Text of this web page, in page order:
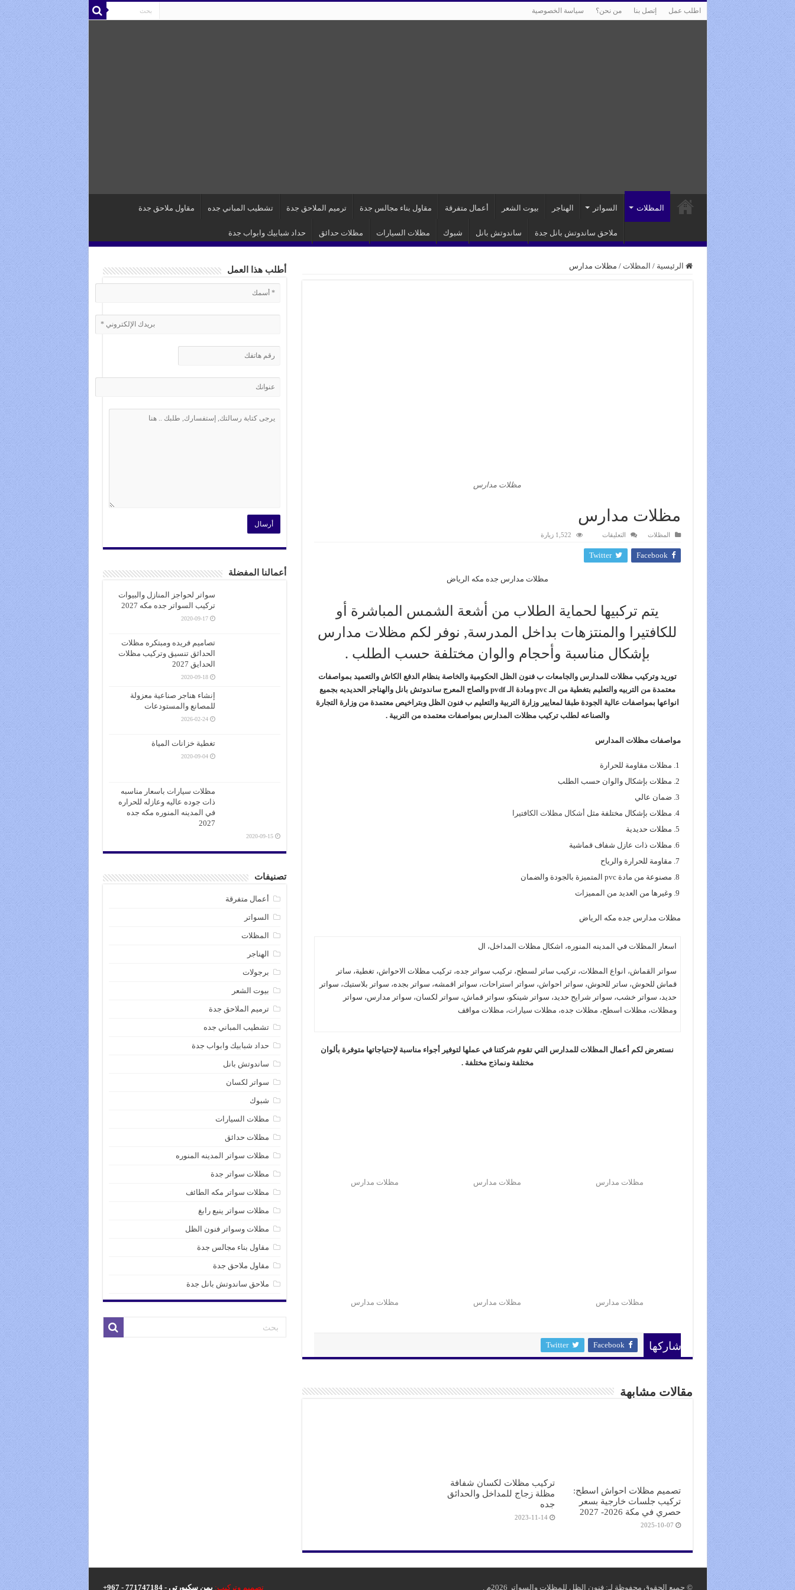
اطلب عمل إتصل بنا من نحن؟ سياسة الخصوصية
المظلات السواتر الهناجر بيوت الشعر أعمال متفرقة مقاول بناء مجالس جدة ترميم الملاحق جدة تشطيب المباني جده مقاول ملاحق جدة
ملاحق ساندوتش بانل جدة ساندوتش بانل شبوك مظلات السيارات مظلات حدائق حداد شبابيك وابواب جدة
الرئيسية / المظلات / مظلات مدارس
مظلات مدارس
مظلات مدارس
المظلات التعليقات
مدارس
مغلقة
1,522 زيارة
Facebook
Twitter
مظلات مدارس جده مكه الرياض
يتم تركبيها لحماية الطلاب من أشعة الشمس المباشرة أو
للكافتيرا والمنتزهات بداخل المدرسة, نوفر لكم مظلات مدارس
بإشكال مناسبة وأحجام والوان مختلفة حسب الطلب .
توريد وتركيب مظلات للمدارس والجامعات ب فنون الظل الحكومية والخاصة بنظام الدفع الكاش والتعميد بمواصفات
معتمدة من التربيه والتعليم بتغطية من الـ pvc ومادة الـ pvdf والصاج المعرج ساندوتش بانل والهناجر الحديديه بجميع
انواعها بمواصفات عالية الجودة طبقا لمعايير وزارة التربية والتعليم ب فنون الظل وبتراخيص معتمدة من وزارة التجارة
والصناعه لطلب تركيب مظلات المدارس بمواصفات معتمده من التربية .
مواصفات مظلات المدارس
مظلات مقاومة للحرارة
مظلات بإشكال والوان حسب الطلب
ضمان عالي
مظلات بإشكال مختلفة مثل أشكال مظلات الكافتيرا
مظلات حديدية
مظلات ذات عازل شفاف قماشية
مقاومة للحرارة والرياح
مصنوعة من مادة pvc المتميزة بالجودة والضمان
وغيرها من العديد من المميزات
مظلات مدارس جده مكه الرياض
اسعار المظلات في المدينه المنوره، اشكال مظلات المداخل، ال
سواتر القماش، انواع المظلات، تركيب ساتر لسطح، تركيب سواتر جده، تركيب مظلات الاحواش، تغطية، ساتر
قماش للحوش، ساتر للحوش، سواتر احواش، سواتر استراحات، سواتر اقمشه، سواتر بجده، سواتر بلاستيك، سواتر
حديد، سواتر خشب، سواتر شرايح حديد، سواتر شينكو، سواتر قماش، سواتر لكسان، سواتر مدارس، سواتر
ومظلات، مظلات اسطح، مظلات جده، مظلات سيارات، مظلات مواقف
نستعرض لكم أعمال المظلات للمدارس التي تقوم شركتنا في عملها لتوفير أجواء مناسبة لإحتياجاتها متوفرة بألوان
مختلفة ونماذج مختلفة .
مظلات مدارس مظلات مدارس مظلات مدارس
مظلات مدارس مظلات مدارس مظلات مدارس
شاركها Facebook
Twitter
مقالات مشابهة
تصميم مظلات احواش اسطح:
تركيب جلسات خارجية بسعر
حصري في مكة 2026- 2027
2025-10-07
تركيب مظلات لكسان شفافة
مظلة زجاج للمداخل والحدائق
جده
2023-11-14
أطلب هذا العمل
أعمالنا المفضلة
سواتر لحواجز المنازل والبيوات
تركيب السواتر جده مكه 2027
2020-09-17
تصاميم فريده ومبتكره مظلات
الحدائق تنسيق وتركيب مظلات
الحدايق 2027
2020-09-18
إنشاء هناجر صناعية معزولة
للمصانع والمستودعات
2026-02-24
تغطية خزانات المياة
2020-09-04
مظلات سيارات باسعار مناسبه
ذات جوده عاليه وعازله للحراره
في المدينه المنوره مكه جده
2027
2020-09-15
تصنيفات
أعمال متفرقة
السواتر
المظلات
الهناجر
برجولات
بيوت الشعر
ترميم الملاحق جدة
تشطيب المباني جده
حداد شبابيك وابواب جدة
ساندوتش بانل
سواتر لكسان
شبوك
مظلات السيارات
مظلات حدائق
مظلات سواتر المدينه المنوره
مظلات سواتر جدة
مظلات سواتر مكه الطائف
مظلات سواتر ينبع رابغ
مظلات وسواتر فنون الظل
مقاول بناء مجالس جدة
مقاول ملاحق جدة
ملاحق ساندوتش بانل جدة
تصميم وتركيب: يمن سكيورتي - 771747184 - 967+ © جميع الحقوق محفوظة لـ: فنون الظل للمظلات والسواتر 2026م .